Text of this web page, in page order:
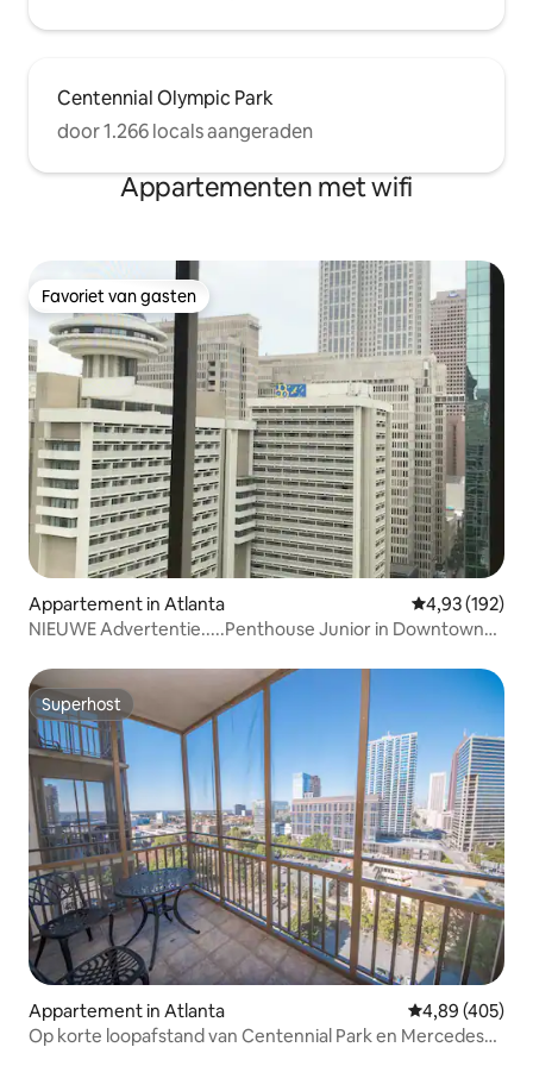
Centennial Olympic Park
door 1.266 locals aangeraden
Appartementen met wifi
Favoriet van gasten
Favoriet van gasten
Appartement in Atlanta Gemiddelde
4,93 (192)
NIEUWE Advertentie.....Penthouse Junior in Downtown
Superhost
Superhost
Appartement in Atlanta Gemiddelde
4,89 (405)
Op korte loopafstand van Centennial Park en Mercedes